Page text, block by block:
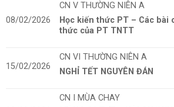
08/02/2026
CN V THƯỜNG NIÊN A
Học kiến thức PT – Các bài
thức của PT TNTT
15/02/2026
CN VI THƯỜNG NIÊN A
NGHỈ TẾT NGUYÊN ĐÁN
CN I MÙA CHAY